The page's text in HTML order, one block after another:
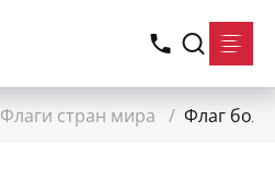
Флаги стран мира / Флаг